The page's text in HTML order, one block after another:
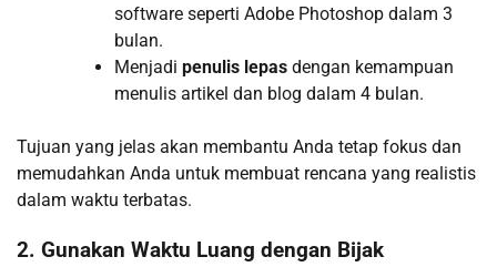
software seperti Adobe Photoshop dalam 3
bulan.
Menjadi penulis lepas dengan kemampuan
menulis artikel dan blog dalam 4 bulan.
Tujuan yang jelas akan membantu Anda tetap fokus dan
memudahkan Anda untuk membuat rencana yang realistis
dalam waktu terbatas.
2. Gunakan Waktu Luang dengan Bijak